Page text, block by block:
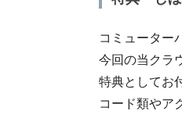
コミューター
今回の当クラ
特典としてお
コード類やア